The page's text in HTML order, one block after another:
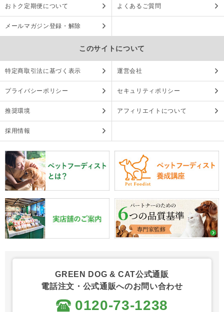
おトク定期便について よくあるご質問
メールマガジン登録・解除
このサイトについて
特定商取引法に基づく表示 運営会社
プライバシーポリシー セキュリティポリシー
推奨環境 アフィリエイトについて
採用情報
GREEN DOG & CAT公式通販
電話注文・公式通販へのお問い合わせ
0120-73-1238